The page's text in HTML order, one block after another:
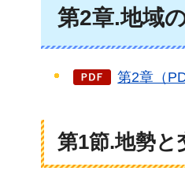
第2章.地域
第2章（
第1節.地勢と